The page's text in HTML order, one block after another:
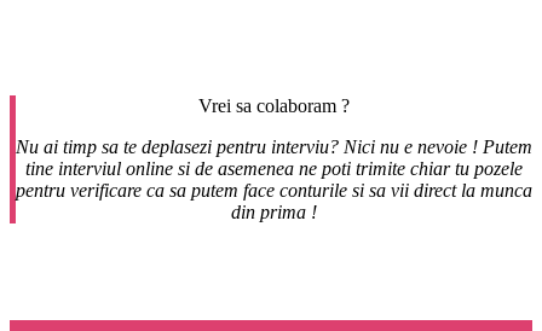
Vrei sa colaboram ?
Nu ai timp sa te deplasezi pentru interviu? Nici nu e nevoie ! Putem
tine interviul online si de asemenea ne poti trimite chiar tu pozele
pentru verificare ca sa putem face conturile si sa vii direct la munca
din prima !